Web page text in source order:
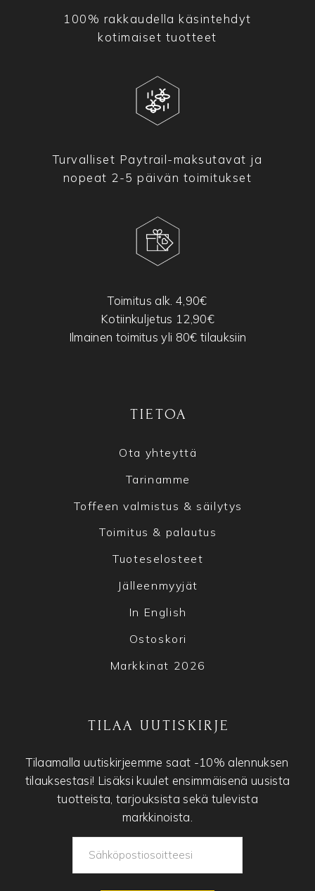
100% rakkaudella käsintehdyt
kotimaiset tuotteet
Turvalliset Paytrail-maksutavat ja
nopeat 2-5 päivän toimitukset
Toimitus alk. 4,90€
Kotiinkuljetus 12,90€
Ilmainen toimitus yli 80€ tilauksiin
TIETOA
Ota yhteyttä
Tarinamme
Toffeen valmistus & säilytys
Toimitus & palautus
Tuoteselosteet
Jälleenmyyjät
In English
Ostoskori
Markkinat 2026
TILAA UUTISKIRJE
Tilaamalla uutiskirjeemme saat -10% alennuksen
tilauksestasi! Lisäksi kuulet ensimmäisenä uusista
tuotteista, tarjouksista sekä tulevista
markkinoista.